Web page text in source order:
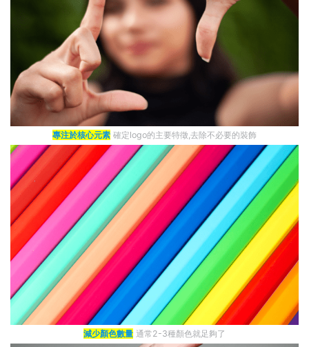
專注於核心元素 確定logo的主要特徵,去除不必要的裝飾
減少顏色數量 通常2-3種顏色就足夠了